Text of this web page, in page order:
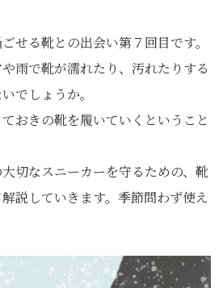
せる靴との出会い第７回目です。
雨で靴が濡れたり、汚れたりする
でしょうか。
おきの靴を履いていくということ
切なスニーカーを守るための、靴
説していきます。季節問わず使え